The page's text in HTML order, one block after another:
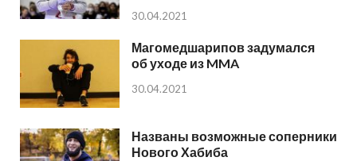
30.04.2021
Магомедшарипов задумался
об уходе из MMA
30.04.2021
Названы возможные соперники
Нового Хабиба